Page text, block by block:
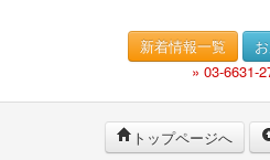
新着情報一覧
» 03-6631-
トップページへ